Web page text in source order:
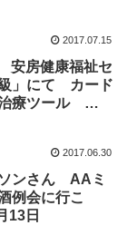
2017.07.15
安房健康福祉セ
」にて カード
療ツール
2017.06.30
ンさん AAミ
例会に行こ
13日